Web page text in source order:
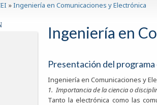
»Ingeniería en Comunicaciones y Electrónica
Ingeniería en
Presentación del
Ingeniería en Comunicaciones y
1. Importancia de la ciencia o
Tanto la electrónica como las